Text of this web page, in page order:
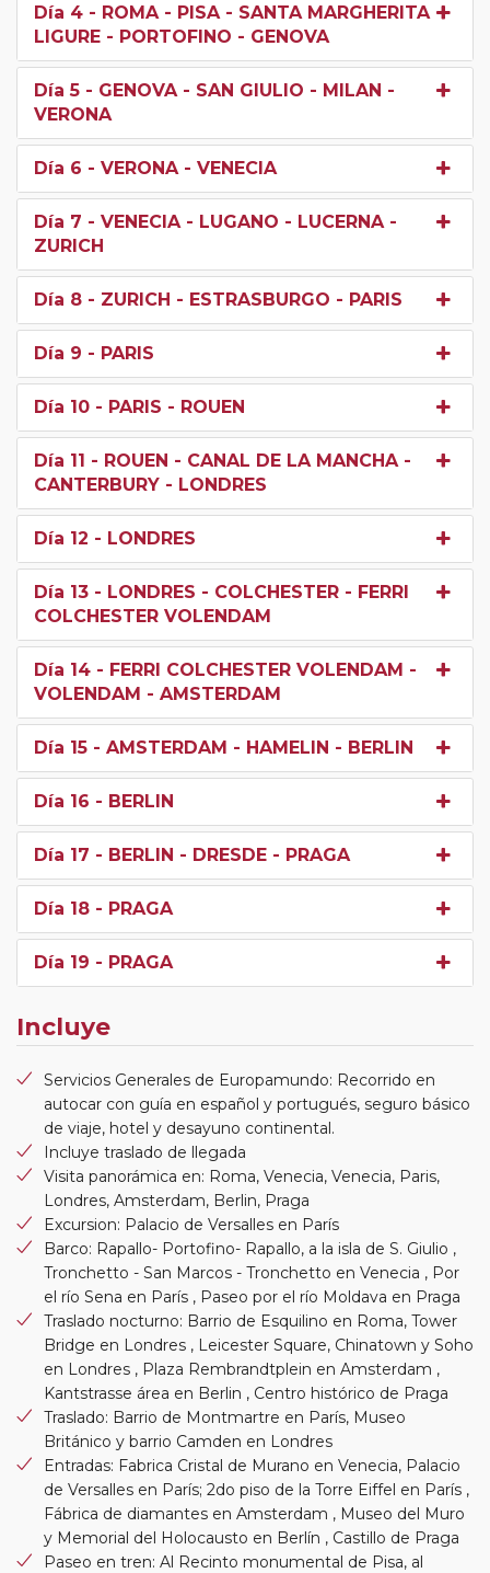
Día 4 - ROMA - PISA - SANTA MARGHERITA
LIGURE - PORTOFINO - GENOVA
Día 5 - GENOVA - SAN GIULIO - MILAN -
VERONA
Día 6 - VERONA - VENECIA
Día 7 - VENECIA - LUGANO - LUCERNA -
ZURICH
Día 8 - ZURICH - ESTRASBURGO - PARIS
Día 9 - PARIS
Día 10 - PARIS - ROUEN
Día 11 - ROUEN - CANAL DE LA MANCHA -
CANTERBURY - LONDRES
Día 12 - LONDRES
Día 13 - LONDRES - COLCHESTER - FERRI
COLCHESTER VOLENDAM
Día 14 - FERRI COLCHESTER VOLENDAM -
VOLENDAM - AMSTERDAM
Día 15 - AMSTERDAM - HAMELIN - BERLIN
Día 16 - BERLIN
Día 17 - BERLIN - DRESDE - PRAGA
Día 18 - PRAGA
Día 19 - PRAGA
Incluye
Servicios Generales de Europamundo: Recorrido en
autocar con guía en español y portugués, seguro básico
de viaje, hotel y desayuno continental.
Incluye traslado de llegada
Visita panorámica en: Roma, Venecia, Venecia, Paris,
Londres, Amsterdam, Berlin, Praga
Excursion: Palacio de Versalles en París
Barco: Rapallo- Portofino- Rapallo, a la isla de S. Giulio ,
Tronchetto - San Marcos - Tronchetto en Venecia , Por
el río Sena en París , Paseo por el río Moldava en Praga
Traslado nocturno: Barrio de Esquilino en Roma, Tower
Bridge en Londres , Leicester Square, Chinatown y Soho
en Londres , Plaza Rembrandtplein en Amsterdam ,
Kantstrasse área en Berlin , Centro histórico de Praga
Traslado: Barrio de Montmartre en París, Museo
Británico y barrio Camden en Londres
Entradas: Fabrica Cristal de Murano en Venecia, Palacio
de Versalles en París; 2do piso de la Torre Eiffel en París ,
Fábrica de diamantes en Amsterdam , Museo del Muro
y Memorial del Holocausto en Berlín , Castillo de Praga
Paseo en tren: Al Recinto monumental de Pisa, al